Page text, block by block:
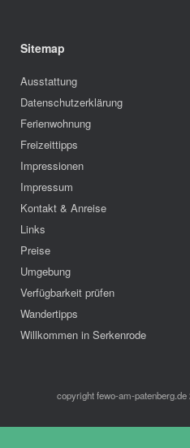
Sitemap
Ausstattung
Datenschutzerklärung
Ferienwohnung
Freizeittipps
Impressionen
Impressum
Kontakt & Anreise
Links
Preise
Umgebung
Verfügbarkeit prüfen
Wandertipps
Willkommen in Serkenrode
copyright fewo-am-patenberg.de